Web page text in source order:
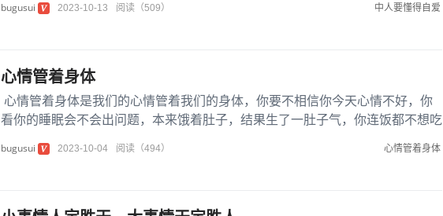
中人要懂得自爱
bugusui 2023-10-13 阅读（509）
心情管着身体
心情管着身体是我们的心情管着我们的身体，你要不相信你今天心情不好，你
看你的睡眠会不会出问题，本来饿着肚子，结果生了一肚子气，你连饭都不想吃
心情管着身体
bugusui 2023-10-04 阅读（494）